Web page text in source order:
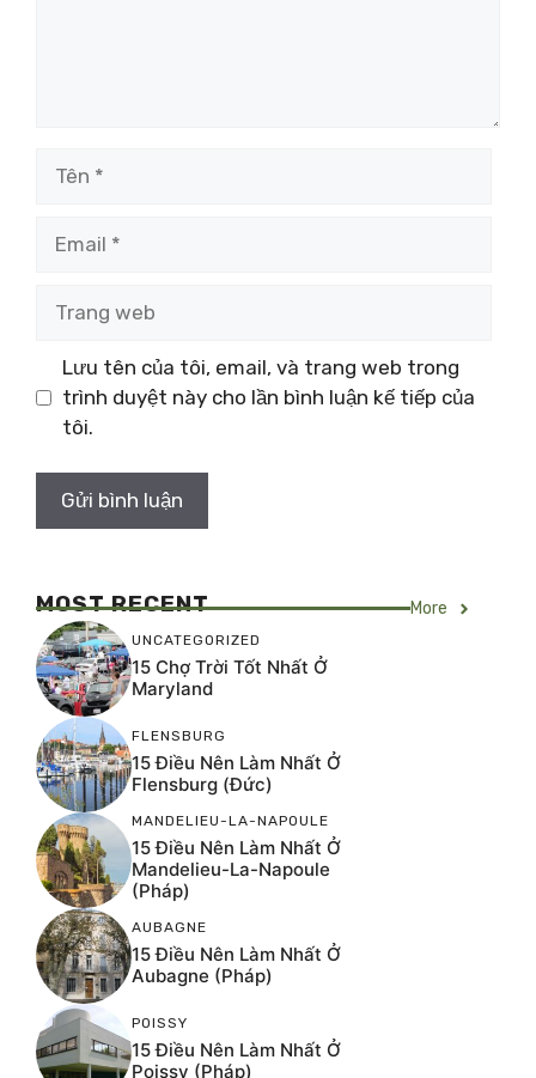
web
Lưu tên của tôi, email, và trang web trong
trình duyệt này cho lần bình luận kế tiếp của
tôi.
MOST RECENT More
UNCATEGORIZED
15 Chợ Trời Tốt Nhất Ở
Maryland
FLENSBURG
15 Điều Nên Làm Nhất Ở
Flensburg (Đức)
MANDELIEU-LA-NAPOULE
15 Điều Nên Làm Nhất Ở
Mandelieu-La-Napoule
(Pháp)
AUBAGNE
15 Điều Nên Làm Nhất Ở
Aubagne (Pháp)
POISSY
15 Điều Nên Làm Nhất Ở
Poissy (Pháp)